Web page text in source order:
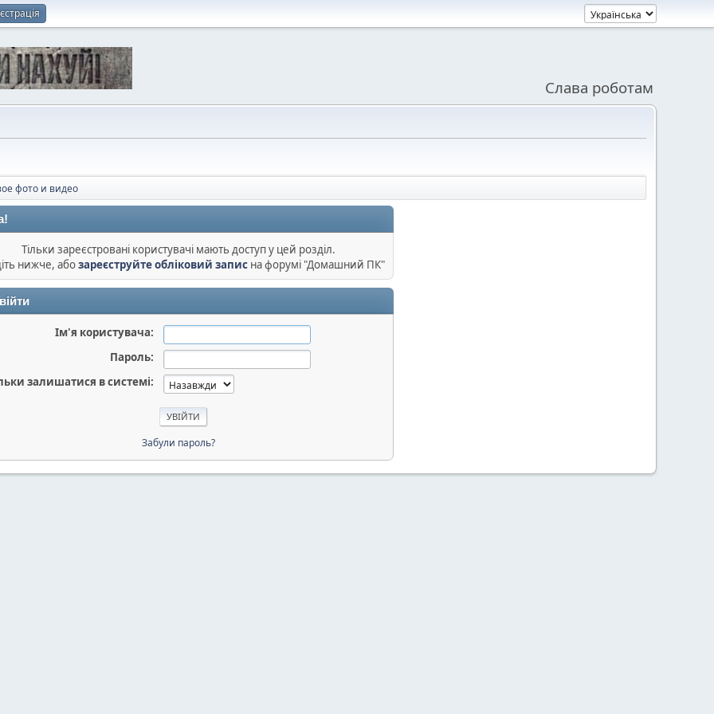
Слава роботам
фото и видео
Тільки зареєстровані користувачі мають доступ у цей розділ.
нижче, абозареєструйте обліковий записна форумі "Домашний ПК"
Ім'я користувача:
Пароль:
залишатися в системі:
Забули пароль?